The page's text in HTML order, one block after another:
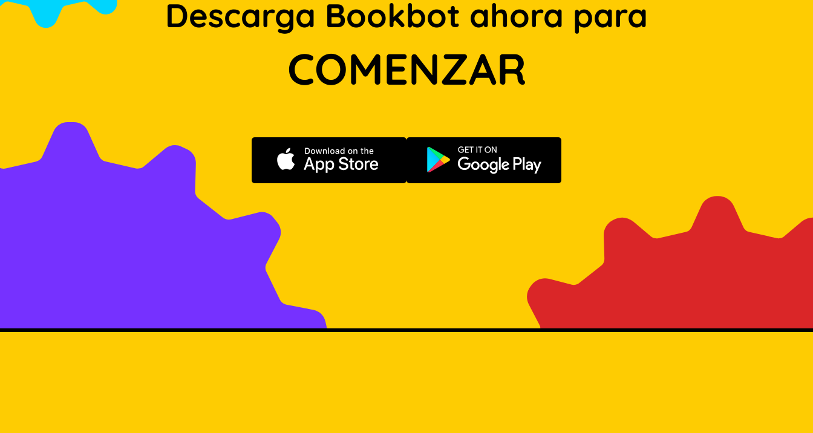
Descarga Bookbot ahora para
COMENZAR
Descargar en App Store Disponible en Google Play